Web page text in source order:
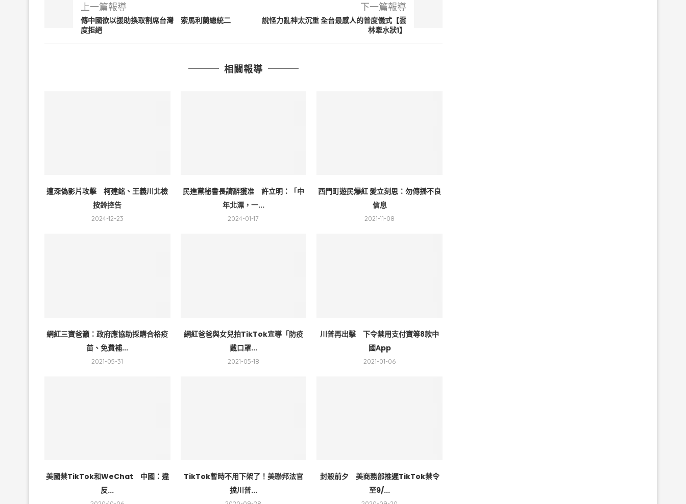
上一篇報導
傳中國欲以援助換取割席台灣 索馬利蘭總統二
度拒絕
下一篇報導
說怪力亂神太沉重 全台最感人的普度儀式【雲
林牽水狀1】
相關報導
遭深偽影片攻擊 柯建銘、王義川北檢
按鈴控告
2024-12-23
民進黨秘書長請辭獲准 許立明：「中
年北漂，一...
2024-01-17
西門町遊民爆紅 愛立刻思：勿傳播不良
信息
2021-11-08
網紅三寶爸籲：政府應協助採購合格疫
苗、免費補...
2021-05-31
網紅爸爸與女兒拍TikTok宣導「防疫
戴口罩...
2021-05-18
川普再出擊 下令禁用支付寶等8款中
國App
2021-01-06
美國禁TikTok和WeChat 中國：違
反...
TikTok暫時不用下架了！美聯邦法官
擋川普...
封殺前夕 美商務部推遲TikTok禁令
至9/...